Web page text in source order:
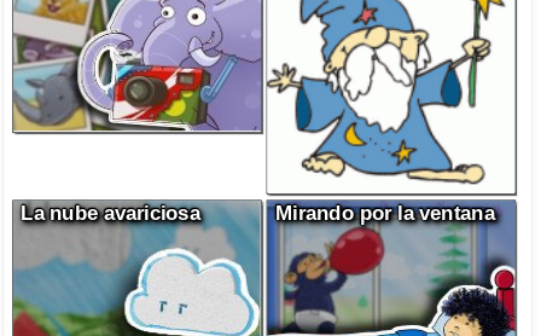
La nube avariciosa Mirando por la ventana